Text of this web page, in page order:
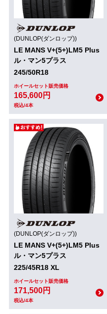
(DUNLOP(ダンロップ))
LE MANS V+(5+)LM5 Plus
ル・マン5プラス
245/50R18
ホイールセット販売価格
165,600円
税込/4本
(DUNLOP(ダンロップ))
LE MANS V+(5+)LM5 Plus
ル・マン5プラス
225/45R18 XL
ホイールセット販売価格
171,500円
税込/4本